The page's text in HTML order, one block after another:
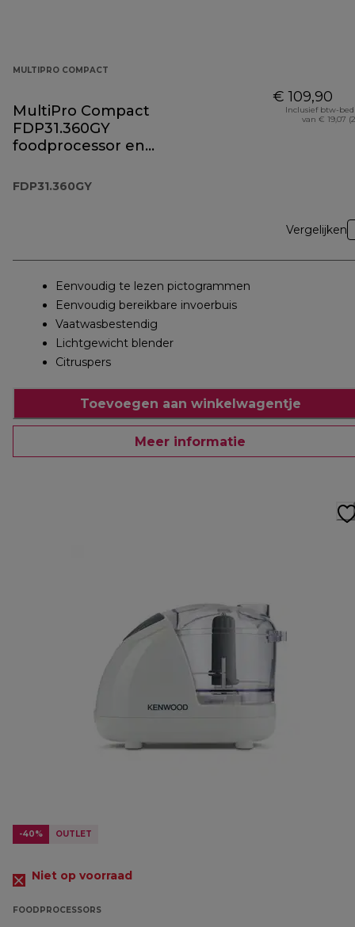
MULTIPRO COMPACT
MultiPro Compact
FDP31.360GY
foodprocessor en
FDP31.360GY
€ 109,90
Inclusief btw-
van € 19,07
Vergelijken
Eenvoudig te lezen pictogrammen
Eenvoudig bereikbare invoerbuis
Vaatwasbestendig
Lichtgewicht blender
Citruspers
Toevoegen aan winkelwagentje
Meer informatie
-40% OUTLET
Niet op voorraad
FOODPROCESSORS